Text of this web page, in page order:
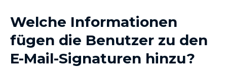
Welche Informationen
fügen die Benutzer zu den
E-Mail-Signaturen hinzu?